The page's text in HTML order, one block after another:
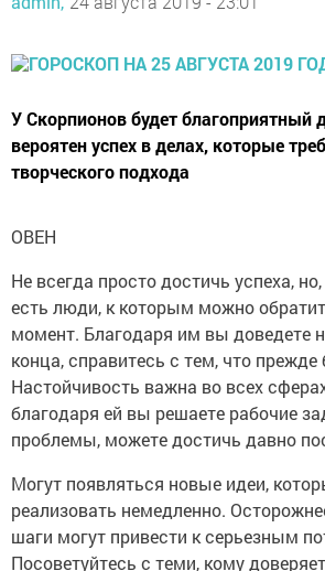
У Скорпионов будет благоприятный
вероятен успех в делах, которые
творческого подхода
ОВЕН
Не всегда просто достичь успеха,
есть люди, к которым можно
момент. Благодаря им вы доведете
конца, справитесь с тем, что
Настойчивость важна во всех
благодаря ей вы решаете рабочие
проблемы, можете достичь давно
Могут появляться новые идеи,
реализовать немедленно.
шаги могут привести к серьезным
Посоветуйтесь с теми, кому